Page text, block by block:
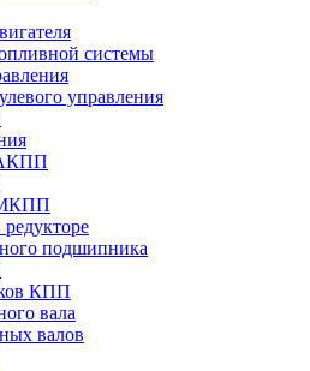
системы
управления
АКПП
МКПП
подшипника
КПП
вала
валов